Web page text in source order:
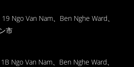
Ngo Van Nam、Ben Nghe Ward、
市
Ngo Van Nam、Ben Nghe Ward、